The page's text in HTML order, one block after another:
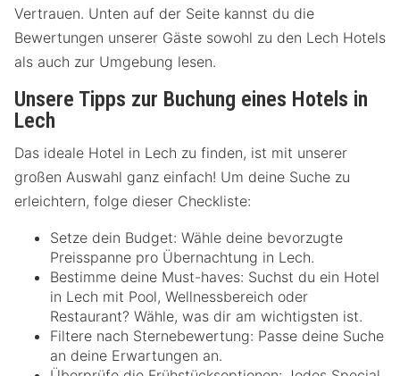
Vertrauen. Unten auf der Seite kannst du die
Bewertungen unserer Gäste sowohl zu den Lech Hotels
als auch zur Umgebung lesen.
Unsere Tipps zur Buchung eines Hotels in
Lech
Das ideale Hotel in Lech zu finden, ist mit unserer
großen Auswahl ganz einfach! Um deine Suche zu
erleichtern, folge dieser Checkliste:
Setze dein Budget: Wähle deine bevorzugte
Preisspanne pro Übernachtung in Lech.
Bestimme deine Must-haves: Suchst du ein Hotel
in Lech mit Pool, Wellnessbereich oder
Restaurant? Wähle, was dir am wichtigsten ist.
Filtere nach Sternebewertung: Passe deine Suche
an deine Erwartungen an.